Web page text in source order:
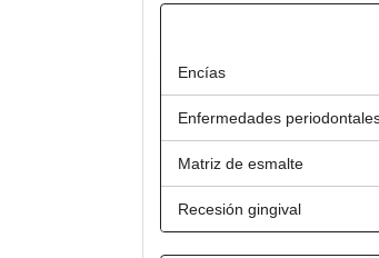
Encías
Enfermedades
Matriz de esmalte
Recesión gingival